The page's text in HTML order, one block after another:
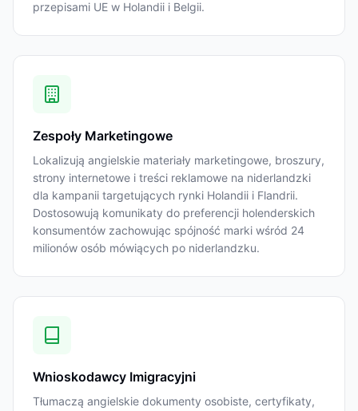
przepisami UE w Holandii i Belgii.
Zespoły Marketingowe
Lokalizują angielskie materiały marketingowe, broszury,
strony internetowe i treści reklamowe na niderlandzki
dla kampanii targetujących rynki Holandii i Flandrii.
Dostosowują komunikaty do preferencji holenderskich
konsumentów zachowując spójność marki wśród 24
milionów osób mówiących po niderlandzku.
Wnioskodawcy Imigracyjni
Tłumaczą angielskie dokumenty osobiste, certyfikaty,